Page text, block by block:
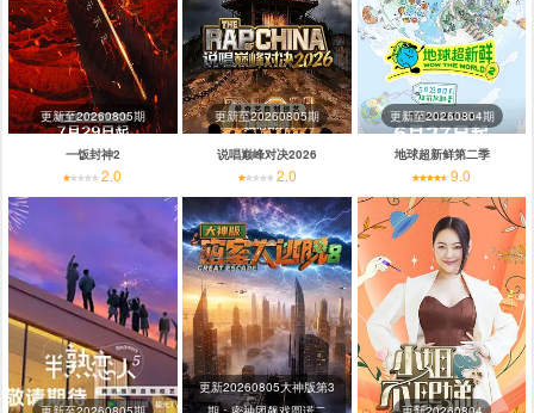
更新至20260805期
一饭封神2
2.0
更新至20260805期
说唱巅峰对决2026
2.0
更新至20260804期
地球超新鲜第二季
9.0
更新20260805大神版第3